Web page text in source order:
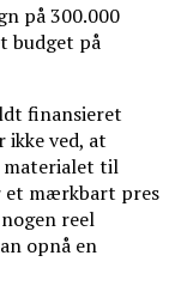
på 300.000
budget på
finansieret
ved, at
materialet til
et mærkbart pres
reel
opnå en